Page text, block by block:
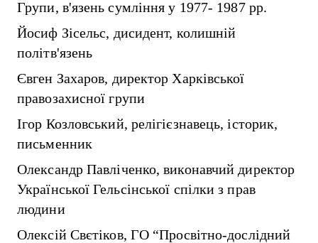
Групи, в'язень сумління у 1977- 1987 рр.
Йосиф Зісельс, дисидент, колишній
політв'язень
Євген Захаров, директор Харківської
правозахисної групи
Ігор Козловський, релігієзнавець, історик,
письменник
Олександр Павліченко, виконавчий директор
Української Гельсінської спілки з прав
людини
Олексій Свєтіков, ГО “Просвітно-дослідний